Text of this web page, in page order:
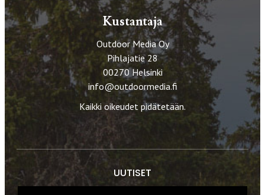
Kustantaja
Outdoor Media Oy
Pihlajatie 28
00270 Helsinki
info@outdoormedia.fi
Kaikki oikeudet pidätetään.
UUTISET